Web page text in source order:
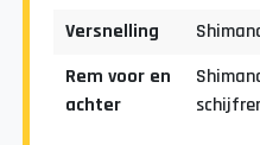
Versnelling
Rem voor en
achter